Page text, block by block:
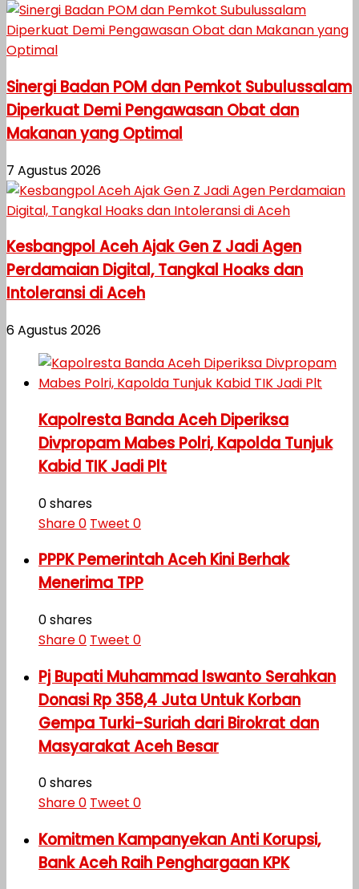
Sinergi Badan POM dan Pemkot Subulussalam
Diperkuat Demi Pengawasan Obat dan
Makanan yang Optimal
7 Agustus 2026
Kesbangpol Aceh Ajak Gen Z Jadi Agen
Perdamaian Digital, Tangkal Hoaks dan
Intoleransi di Aceh
6 Agustus 2026
Kapolresta Banda Aceh Diperiksa
Divpropam Mabes Polri, Kapolda Tunjuk
Kabid TIK Jadi Plt
0 shares
Share0 Tweet 0
PPPK Pemerintah Aceh Kini Berhak
Menerima TPP
0 shares
Share0 Tweet 0
Pj Bupati Muhammad Iswanto Serahkan
Donasi Rp 358,4 Juta Untuk Korban
Gempa Turki-Suriah dari Birokrat dan
Masyarakat Aceh Besar
0 shares
Share0 Tweet 0
Komitmen Kampanyekan Anti Korupsi,
Bank Aceh Raih Penghargaan KPK